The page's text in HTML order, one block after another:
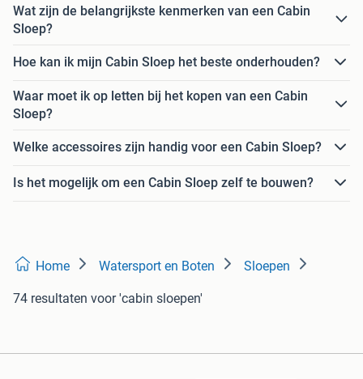
Wat zijn de belangrijkste kenmerken van een Cabin
Sloep?
Hoe kan ik mijn Cabin Sloep het beste onderhouden?
Waar moet ik op letten bij het kopen van een Cabin
Sloep?
Welke accessoires zijn handig voor een Cabin Sloep?
Is het mogelijk om een Cabin Sloep zelf te bouwen?
Home Watersport en Boten Sloepen
74 resultaten voor 'cabin sloepen'